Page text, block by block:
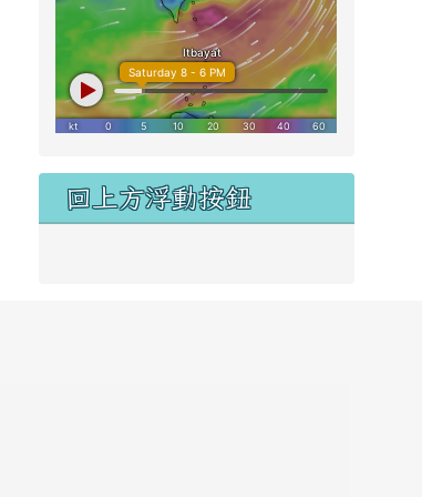
右邊區域內容
回上方浮動按鈕